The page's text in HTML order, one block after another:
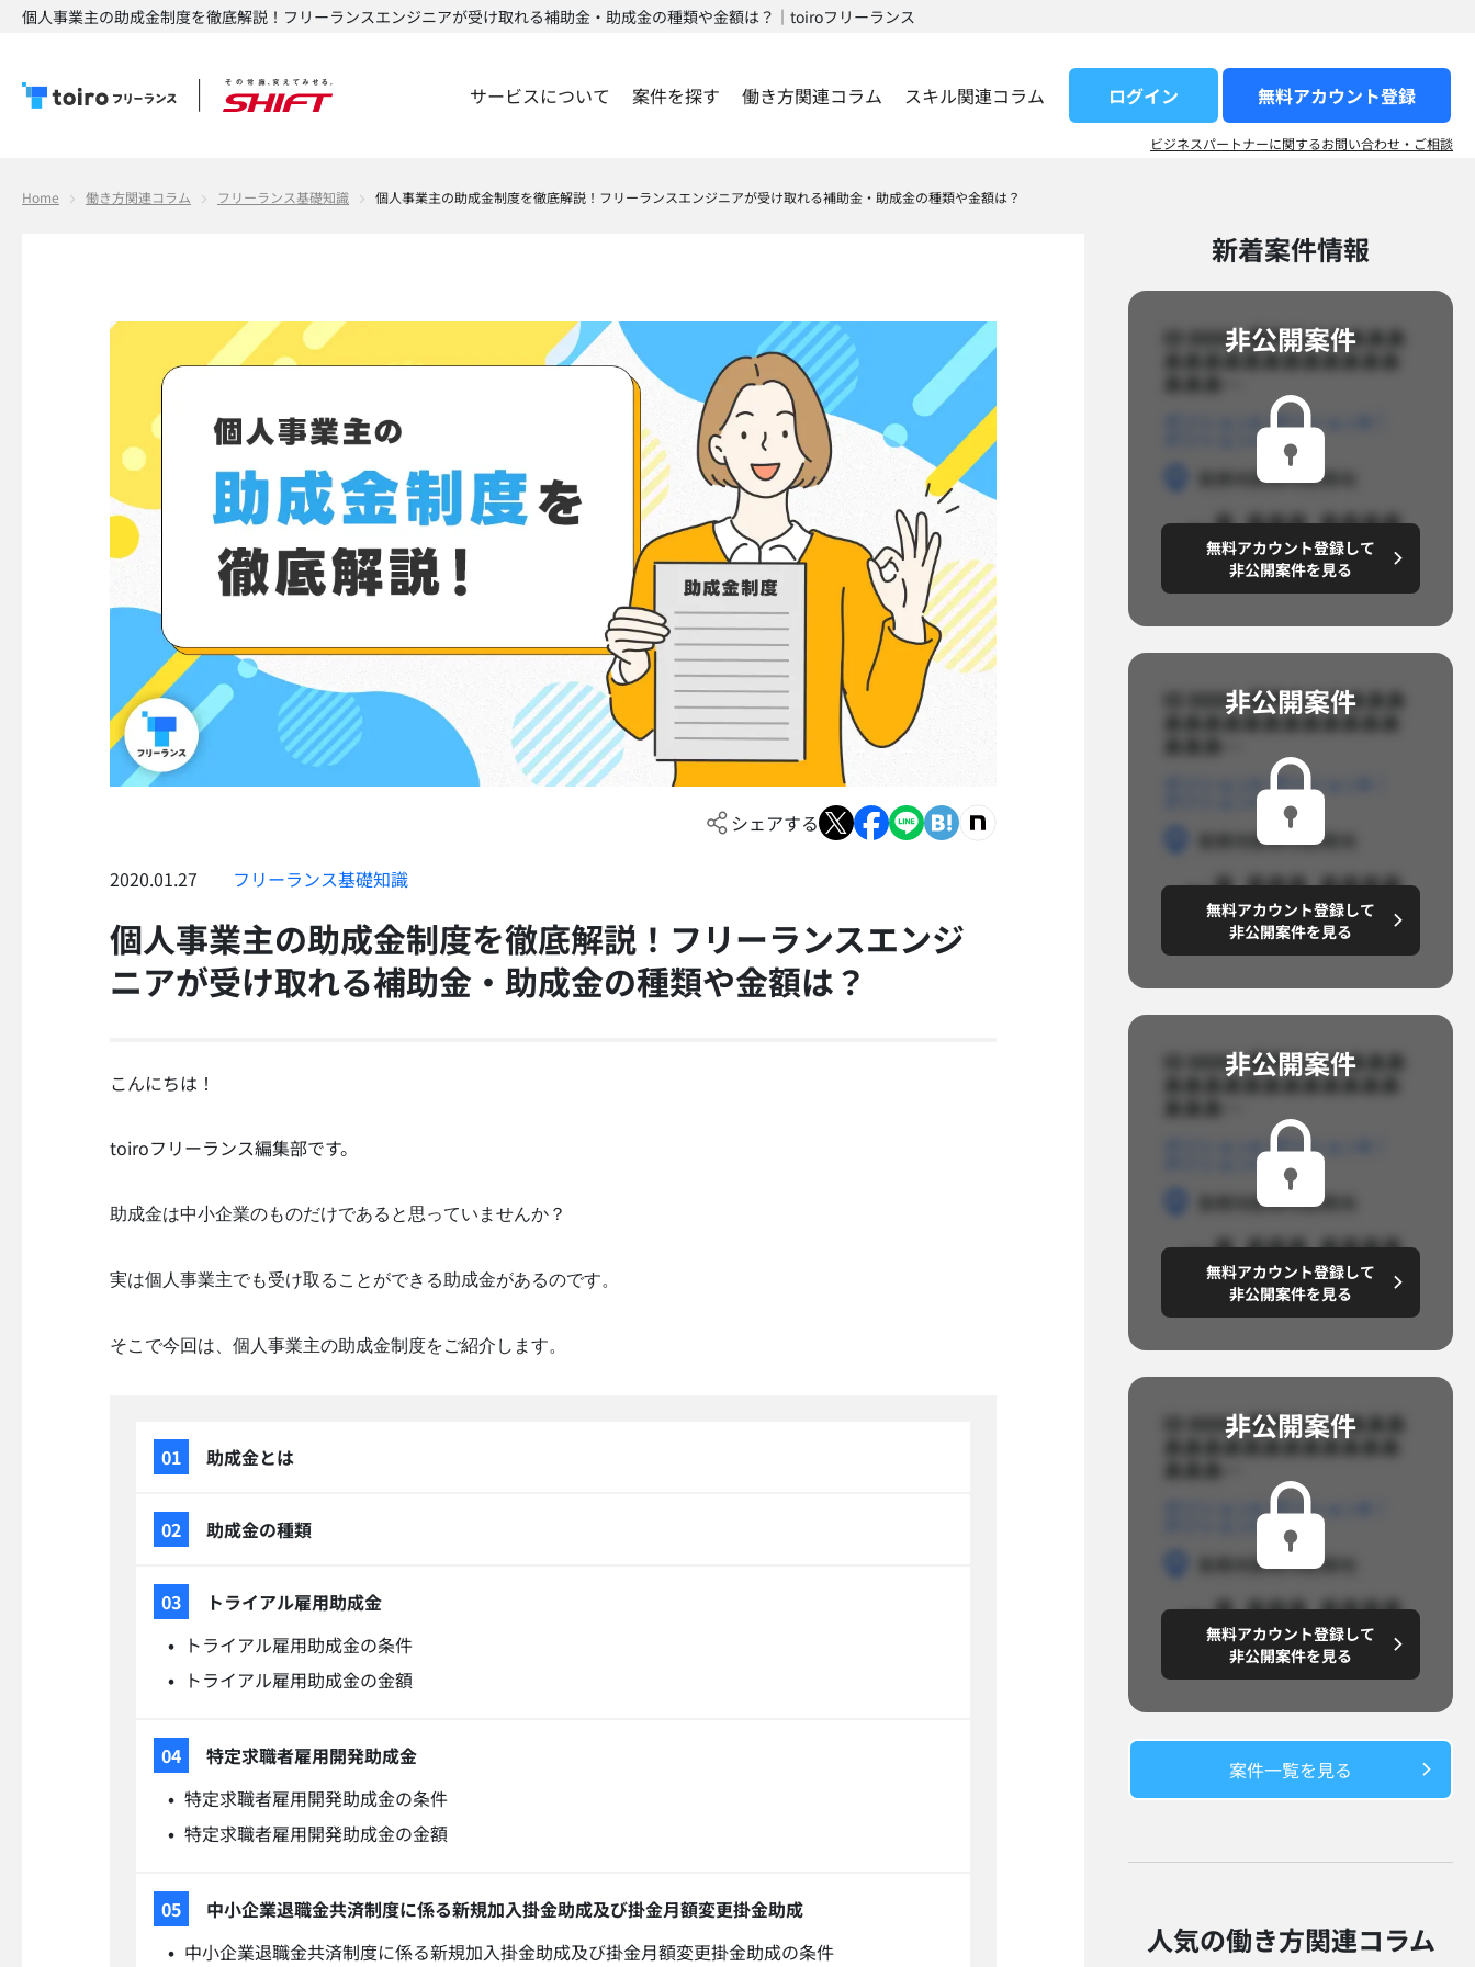
個人事業主の助成金制度を徹底解説！フリーランスエンジニアが受け取れる補助金・助成金の種類や金額は？｜toiroフリーランス
サービスについて 案件を探す 働き方関連コラム スキル関連コラム ログイン 無料アカウント登録​
ビジネスパートナーに関するお問い合わせ・ご相談
Home 働き方関連コラム フリーランス基礎知識 個人事業主の助成金制度を徹底解説！フリーランスエンジニアが受け取れる補助金・助成金の種類や金額は？
シェアする
2020.01.27 フリーランス基礎知識
個人事業主の助成金制度を徹底解説！フリーランスエンジ
ニアが受け取れる補助金・助成金の種類や金額は？
こんにちは！
toiroフリーランス編集部です。
助成金は中小企業のものだけであると思っていませんか？
実は個人事業主でも受け取ることができる助成金があるのです。
そこで今回は、個人事業主の助成金制度をご紹介します。
助成金とは
助成金の種類
トライアル雇用助成金
トライアル雇用助成金の条件
トライアル雇用助成金の金額
特定求職者雇用開発助成金
特定求職者雇用開発助成金の条件
特定求職者雇用開発助成金の金額
中小企業退職金共済制度に係る新規加入掛金助成及び掛金月額変更掛金助成
中小企業退職金共済制度に係る新規加入掛金助成及び掛金月額変更掛金助成の条件
新着案件情報​
ID 8888_案件名あああああ
ああああああああああああ
ポジションA ポジションB
ポジションC
勤務地勤務地
～8,888,8888
円/月
非公開案件​
無料アカウント登録して
非公開案件を見る
ID 8888_案件名あああああ
ああああああああああああ
ポジションA ポジションB
ポジションC
勤務地勤務地
～8,888,8888
円/月
非公開案件​
無料アカウント登録して
非公開案件を見る
ID 8888_案件名あああああ
ああああああああああああ
ポジションA ポジションB
ポジションC
勤務地勤務地
～8,888,8888
円/月
非公開案件​
無料アカウント登録して
非公開案件を見る
ID 8888_案件名あああああ
ああああああああああああ
ポジションA ポジションB
ポジションC
勤務地勤務地
～8,888,8888
円/月
非公開案件​
無料アカウント登録して
非公開案件を見る
案件一覧を見る​
人気の働き方関連コラム